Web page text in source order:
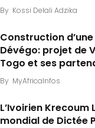
By Kossi Delali Adzika
Construction
Dévégo: projet de
Togo et ses
By MyAfricaInfos
L’Ivoirien Krecoum
mondial de Dictée